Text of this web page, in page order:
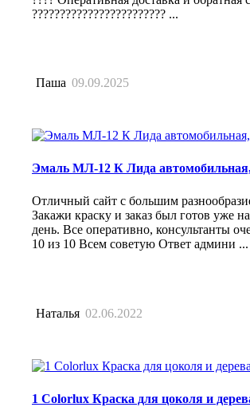
???????????????????????? ...
Паша 09.09.2025
Эмаль МЛ-12 К Лида
Отличный сайт с большим
Закажи краску и заказ был готов уже
день. Все оперативно, консультанты
10 из 10 Всем советую Ответ админи ...
Наталья 02.06.2022
1 Colorlux Краска для цоколя и